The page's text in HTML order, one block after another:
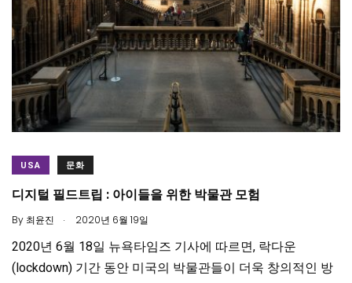
USA 문화
디지털 필드트립 : 아이들을 위한 박물관 모험
By 최윤진 . 2020년 6월 19일
2020년 6월 18일 뉴욕타임즈 기사에 따르면, 락다운
(lockdown) 기간 동안 미국의 박물관들이 더욱 창의적인 방